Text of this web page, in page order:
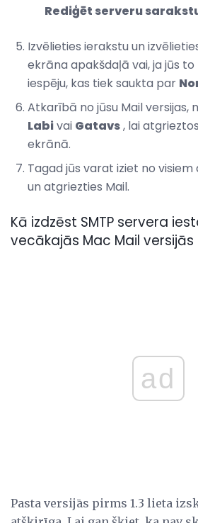
Rediģēt serveru
Izvēlieties ierakstu un
ekrāna apakšdaļā vai, ja jūs
iespēju, kas tiek saukta par
Atkarībā no jūsu Mail versijas,
Labivai Gatavs, lai
ekrānā.
Tagad jūs varat iziet no
un atgriezties Mail.
Kā izdzēst SMTP servera
vecākajās Mac Mail versijās
ad
Pasta versijās pirms 1.3 lieta